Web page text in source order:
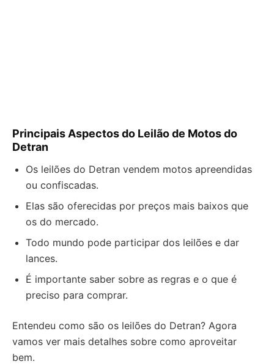
Principais Aspectos do Leilão de Motos do
Detran
Os leilões do Detran vendem motos apreendidas
ou confiscadas.
Elas são oferecidas por preços mais baixos que
os do mercado.
Todo mundo pode participar dos leilões e dar
lances.
É importante saber sobre as regras e o que é
preciso para comprar.
Entendeu como são os leilões do Detran? Agora
vamos ver mais detalhes sobre como aproveitar
bem.